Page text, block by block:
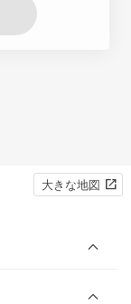
大きな地図